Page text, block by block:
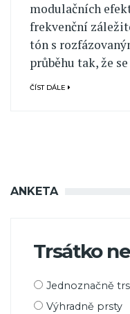
modulačních
frekvenční
tón s
průběhu tak, že
ČÍST DÁLE
ANKETA
Trsátko
Možnosti
Jednoznačně
Výhradně prsty